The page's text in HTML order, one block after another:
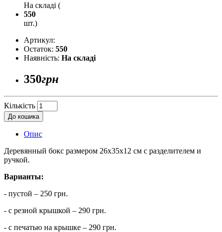
На складі (
550
шт.)
Артикул:
Остаток: 550
Наявність: На складі
350грн
Кількість
До кошика
Опис
Деревянный бокс размером 26х35х12 см с разделителем и
ручкой.
Варианты:
- пустой – 250 грн.
- с резной крышкой – 290 грн.
- с печатью на крышке – 290 грн.